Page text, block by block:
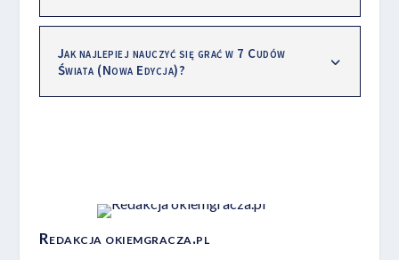
Jak najlepiej nauczyć się grać w 7 Cudów
Świata (Nowa Edycja)?
Redakcja okiemgracza.pl